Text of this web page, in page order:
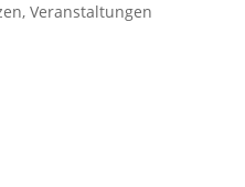
, Veranstaltungen